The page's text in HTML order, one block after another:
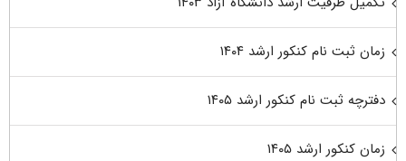
زمان ثبت نام کنکور ارشد ۱۴۰۴
دفترچه ثبت نام کنکور ارشد ۱۴۰۵
زمان کنکور ارشد ۱۴۰۵